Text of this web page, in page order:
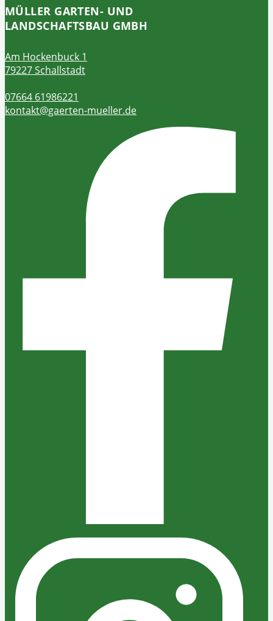
MÜLLER GARTEN- UND
LANDSCHAFTSBAU GMBH
Am Hockenbuck 1
79227 Schallstadt
07664 61986221
kontakt@gaerten-mueller.de